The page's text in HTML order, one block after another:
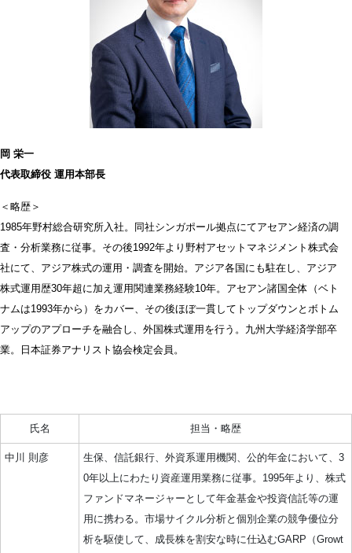
岡 栄一
代表取締役 運用本部長
＜略歴＞
1985年野村総合研究所入社。同社シンガポール拠点にてアセアン経済の調
査・分析業務に従事。その後1992年より野村アセットマネジメント株式会
社にて、アジア株式の運用・調査を開始。アジア各国にも駐在し、アジア
株式運用歴30年超に加え運用関連業務経験10年。アセアン諸国全体（ベト
ナムは1993年から）をカバー、その後ほぼ一貫してトップダウンとボトム
アップのアプローチを融合し、外国株式運用を行う。九州大学経済学部卒
業。日本証券アナリスト協会検定会員。
氏名 担当・略歴
中川 則彦
生保、信託銀行、外資系運用機関、公的年金において、3
0年以上にわたり資産運用業務に従事。1995年より、株式
ファンドマネージャーとして年金基金や投資信託等の運
用に携わる。市場サイクル分析と個別企業の競争優位分
析を駆使して、成長株を割安な時に仕込むGARP（Growt